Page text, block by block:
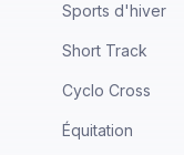
Sports d'hiver
Short Track
Cyclo Cross
Équitation